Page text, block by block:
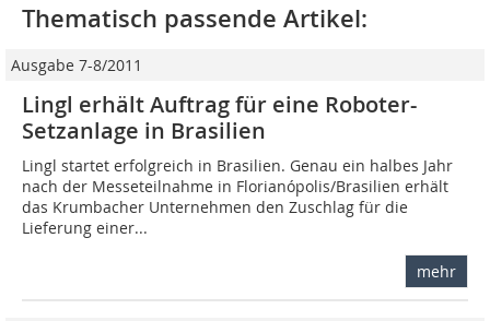
Thematisch passende Artikel:
Ausgabe 7-8/2011
Lingl erhält Auftrag für eine Roboter-
Setzanlage in Brasilien
Lingl startet erfolgreich in Brasilien. Genau ein halbes Jahr
nach der Messeteilnahme in Florianópolis/Brasilien erhält
das Krumbacher Unternehmen den Zuschlag für die
Lieferung einer...
mehr